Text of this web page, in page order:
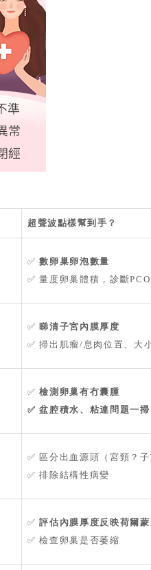
超聲波點樣幫到手？
✅數卵巢卵泡數量
✅ 量度卵巢體積，診斷
✅ 睇清子宮內膜厚度
✅ 掃出肌瘤/息肉位置、大
✅檢測卵巢有冇囊腫
✅ 盆腔積水、粘連問題一
✅ 區分出血源頭（宮頸？子
✅ 排除結構性病變
✅評估內膜厚度反映荷爾蒙
✅ 檢查卵巢是否萎縮